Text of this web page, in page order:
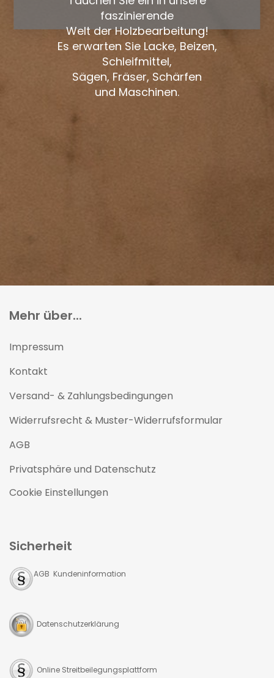
faszinierende
Welt der Holzbearbeitung!
Es erwarten Sie Lacke, Beizen,
Schleifmittel,
Sägen, Fräser, Schärfen
und Maschinen.
Mehr über...
Impressum
Kontakt
Versand- & Zahlungsbedingungen
Widerrufsrecht & Muster-Widerrufsformular
AGB
Privatsphäre und Datenschutz
Cookie Einstellungen
Sicherheit
AGB Kundeninformation
Datenschutzerklärung
Online Streitbeilegungsplattform